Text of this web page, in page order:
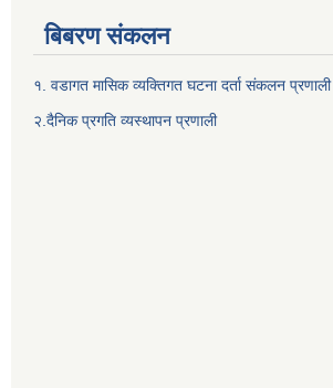
बिबरण संकलन
१. वडागत मासिक व्यक्तिगत घटना दर्ता संकलन प्रणाली
२.दैनिक प्रगति व्यस्थापन प्रणाली